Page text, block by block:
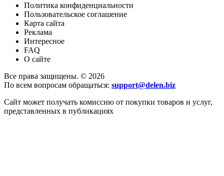
Политика конфиденциальности
Пользовательское соглашение
Карта сайта
Реклама
Интересное
FAQ
О сайте
Все права защищены. © 2026
По всем вопросам обращаться: support@delen.biz
Сайт может получать комиссию от покупки товаров и услуг,
представленных в публикациях